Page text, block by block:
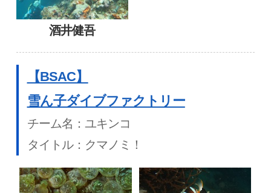
酒井健吾
【BSAC】
雪ん子ダイブファクトリー
チーム名：ユキンコ
タイトル：クマノミ！